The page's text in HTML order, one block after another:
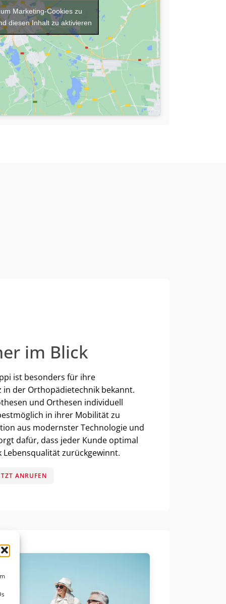
Marketing-Cookies zu
diesen Inhalt zu aktivieren
im Blick
ist besonders für ihre
der Orthopädietechnik bekannt.
und Orthesen individuell
in ihrer Mobilität zu
aus modernster Technologie und
dafür, dass jeder Kunde optimal
zurückgewinnt.
ANRUFEN